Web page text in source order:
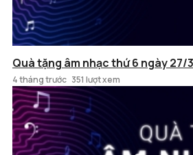
Quà tặng âm nhạc thứ 6 ngày 27/
4 tháng trước 351 lượt xem